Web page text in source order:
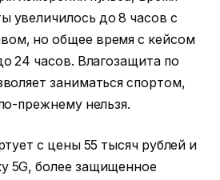
увеличилось до 8 часов с
но общее время с кейсом
24 часов. Влагозащита по
заниматься спортом,
прежнему нельзя.
с цены 55 тысяч рублей и
5G, более защищенное